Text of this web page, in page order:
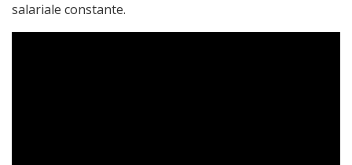
salariale constante.